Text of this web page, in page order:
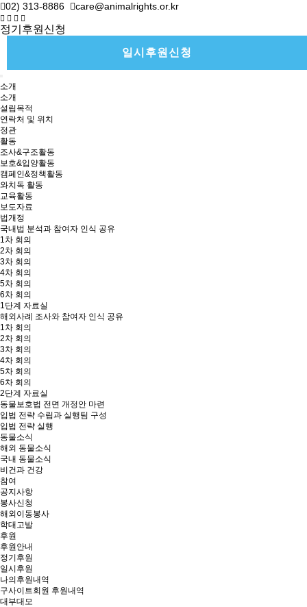
02) 313-8886 care@animalrights.or.kr
정기후원신청
일시후원신청
소개
소개
설립목적
연락처 및 위치
정관
활동
조사&구조활동
보호&입양활동
캠페인&정책활동
와치독 활동
교육활동
보도자료
법개정
국내법 분석과 참여자 인식 공유
1차 회의
2차 회의
3차 회의
4차 회의
5차 회의
6차 회의
1단계 자료실
해외사례 조사와 참여자 인식 공유
1차 회의
2차 회의
3차 회의
4차 회의
5차 회의
6차 회의
2단계 자료실
동물보호법 전면 개정안 마련
입법 전략 수립과 실행팀 구성
입법 전략 실행
동물소식
해외 동물소식
국내 동물소식
비건과 건강
참여
공지사항
봉사신청
해외이동봉사
학대고발
후원
후원안내
정기후원
일시후원
나의후원내역
구사이트회원 후원내역
대부대모